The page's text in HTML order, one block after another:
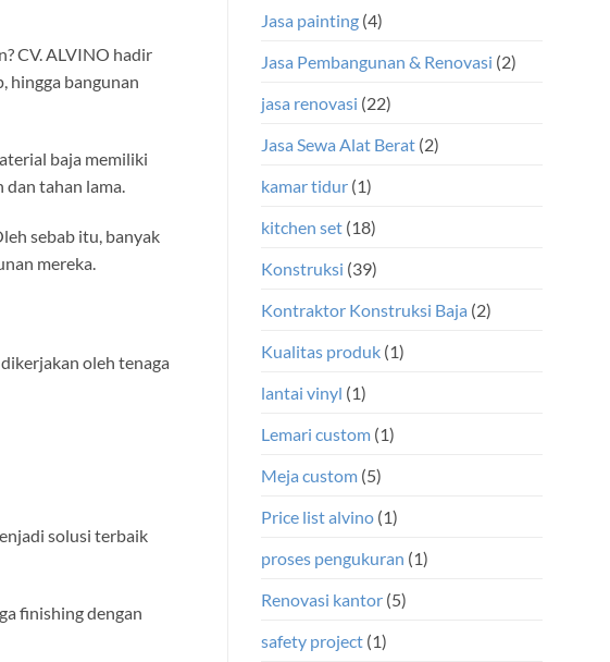
CV. ALVINO hadir
hingga bangunan
baja memiliki
dan tahan lama.
sebab itu, banyak
mereka.
oleh tenaga
solusi terbaik
finishing dengan
Jasa painting (4)
Jasa Pembangunan & Renovasi (2)
jasa renovasi (22)
Jasa Sewa Alat Berat (2)
kamar tidur (1)
kitchen set (18)
Konstruksi (39)
Kontraktor Konstruksi Baja (2)
Kualitas produk (1)
lantai vinyl (1)
Lemari custom (1)
Meja custom (5)
Price list alvino (1)
proses pengukuran (1)
Renovasi kantor (5)
safety project (1)